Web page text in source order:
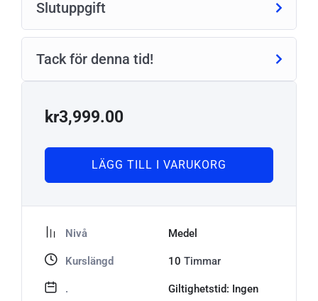
Slutuppgift
Tack för denna tid!
kr3,999.00
LÄGG TILL I VARUKORG
Nivå Medel
Kurslängd 10 Timmar
.
Giltighetstid: Ingen